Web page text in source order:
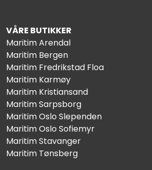
VÅRE BUTIKKER
Maritim Arendal
Maritim Bergen
Maritim Fredrikstad Floa
Maritim Karmøy
Maritim Kristiansand
Maritim Sarpsborg
Maritim Oslo Slependen
Maritim Oslo Sofiemyr
Maritim Stavanger
Maritim Tønsberg